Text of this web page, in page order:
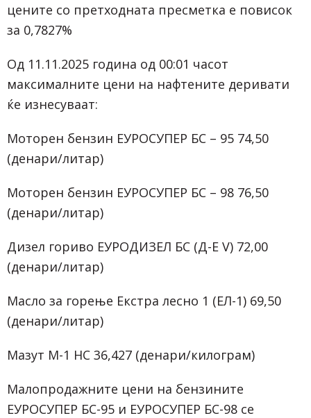
цените со претходната пресметка е повисок
за 0,7827%
Од 11.11.2025 година од 00:01 часот
максималните цени на нафтените деривати
ќе изнесуваат:
Моторен бензин ЕУРОСУПЕР БС – 95 74,50
(денари/литар)
Моторен бензин ЕУРОСУПЕР БС – 98 76,50
(денари/литар)
Дизел гориво ЕУРОДИЗЕЛ БС (Д-Е V) 72,00
(денари/литар)
Масло за горење Екстра лесно 1 (ЕЛ-1) 69,50
(денари/литар)
Мазут М-1 НС 36,427 (денари/килограм)
Малопродажните цени на бензините
ЕУРОСУПЕР БС-95 и ЕУРОСУПЕР БС-98 се